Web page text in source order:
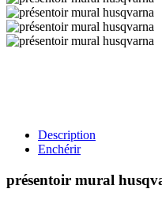
Description
Enchérir
présentoir mural